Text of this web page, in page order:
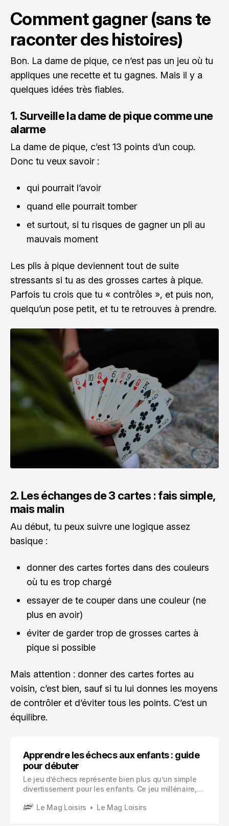
Comment gagner (sans te
raconter des histoires)
Bon. La dame de pique, ce n’est pas un jeu où tu
appliques une recette et tu gagnes. Mais il y a
quelques idées très fiables.
1. Surveille la dame de pique comme une
alarme
La dame de pique, c’est 13 points d’un coup.
Donc tu veux savoir :
qui pourrait l’avoir
quand elle pourrait tomber
et surtout, si tu risques de gagner un pli au
mauvais moment
Les plis à pique deviennent tout de suite
stressants si tu as des grosses cartes à pique.
Parfois tu crois que tu « contrôles », et puis non,
quelqu’un pose petit, et tu te retrouves à prendre.
2. Les échanges de 3 cartes : fais simple,
mais malin
Au début, tu peux suivre une logique assez
basique :
donner des cartes fortes dans des couleurs
où tu es trop chargé
essayer de te couper dans une couleur (ne
plus en avoir)
éviter de garder trop de grosses cartes à
pique si possible
Mais attention : donner des cartes fortes au
voisin, c’est bien, sauf si tu lui donnes les moyens
de contrôler et d’éviter tous les points. C’est un
équilibre.
Apprendre les échecs aux enfants : guide
pour débuter
Le jeu d’échecs représente bien plus qu’un simple
divertissement pour les enfants. Ce jeu millénaire,
noires sur un plateau de 64 cases, offre une
Le Mag Loisirs Le Mag Loisirs